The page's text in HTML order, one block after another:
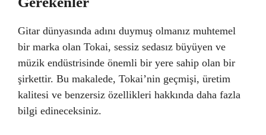
Gitar dünyasında adını duymuş olmanız muhtemel
bir marka olan Tokai, sessiz sedasız büyüyen ve
müzik endüstrisinde önemli bir yere sahip olan bir
şirkettir. Bu makalede, Tokai’nin geçmişi, üretim
kalitesi ve benzersiz özellikleri hakkında daha fazla
bilgi edineceksiniz.